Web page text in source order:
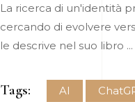
La ricerca di un'identità
cercando di evolvere
le descrive nel suo libro
Tags: AI